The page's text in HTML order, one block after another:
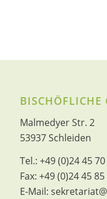
BISCHÖFLICHE
Malmedyer Str. 2
53937 Schleiden
Tel.: +49 (0)24 45
Fax: +49 (0)24 45
E-Mail: